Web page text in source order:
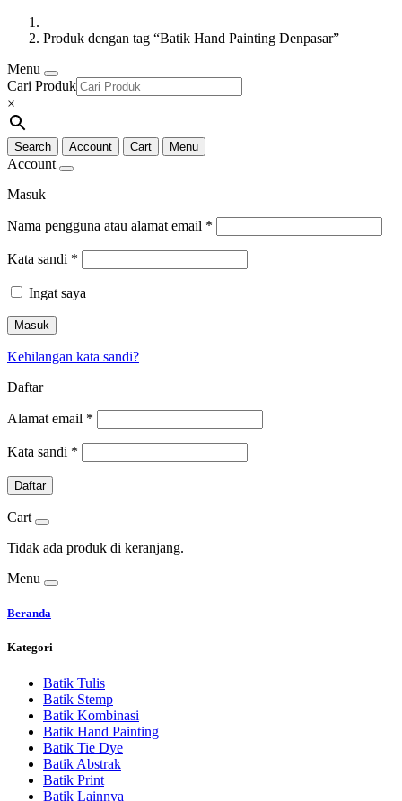
Produk dengan tag “Batik Hand Painting Denpasar”
Menu
Cari Produk
×
Search Account Cart Menu
Account
Masuk
Nama pengguna atau alamat email *
Kata sandi *
Ingat saya
Masuk
Kehilangan kata sandi?
Daftar
Alamat email *
Kata sandi *
Daftar
Cart
Tidak ada produk di keranjang.
Menu
Beranda
Kategori
Batik Tulis
Batik Stemp
Batik Kombinasi
Batik Hand Painting
Batik Tie Dye
Batik Abstrak
Batik Print
Batik Lainnya